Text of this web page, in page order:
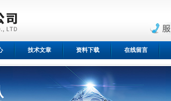
技术文章 资料下载 在线留言